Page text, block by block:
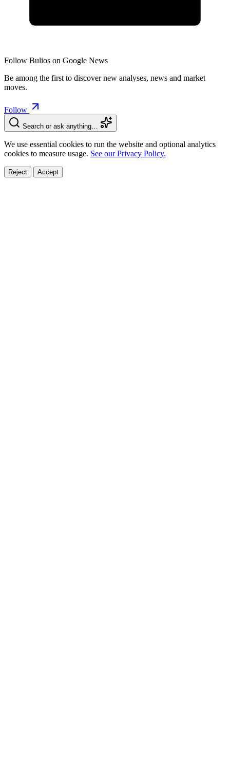
Follow Bulios on Google News
Be among the first to discover new analyses, news and market
moves.
Follow
Search or ask anything…
We use essential cookies to run the website and optional analytics
cookies to measure usage. See our Privacy Policy.
Reject Accept